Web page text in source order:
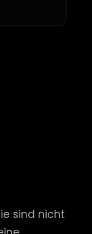
sind nicht